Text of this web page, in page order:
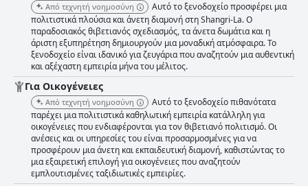
Από τεχνητή νοημοσύνη
Αυτό το ξενοδοχείο προσφέρει μια
πολιτιστικά πλούσια και άνετη διαμονή στη Shangri-La. Ο
παραδοσιακός θιβετιανός σχεδιασμός, τα άνετα δωμάτια και η
άριστη εξυπηρέτηση δημιουργούν μια μοναδική ατμόσφαιρα. Το
ξενοδοχείο είναι ιδανικό για ζευγάρια που αναζητούν μια αυθεντική
και αξέχαστη εμπειρία μήνα του μέλιτος.
Για Οικογένειες
Από τεχνητή νοημοσύνη
Αυτό το ξενοδοχείο πιθανότατα
παρέχει μια πολιτιστικά καθηλωτική εμπειρία κατάλληλη για
οικογένειες που ενδιαφέρονται για τον θιβετιανό πολιτισμό. Οι
ανέσεις και οι υπηρεσίες του είναι προσαρμοσμένες για να
προσφέρουν μια άνετη και εκπαιδευτική διαμονή, καθιστώντας το
μια εξαιρετική επιλογή για οικογένειες που αναζητούν
εμπλουτισμένες ταξιδιωτικές εμπειρίες.